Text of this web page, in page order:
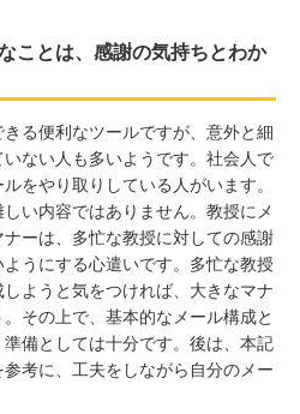
ことは、感謝の気持ちとわか
る便利なツールですが、意外と細
ない人も多いようです。社会人で
をやり取りしている人がいます。
い内容ではありません。教授にメ
ーは、多忙な教授に対しての感謝
うにする心遣いです。多忙な教授
ようと気をつければ、大きなマナ
その上で、基本的なメール構成と
備としては十分です。後は、本記
考に、工夫をしながら自分のメー